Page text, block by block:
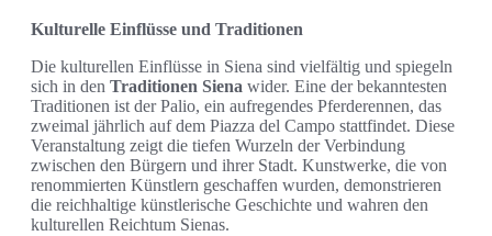
Kulturelle Einflüsse und Traditionen
Die kulturellen Einflüsse in Siena sind vielfältig und spiegeln
sich in den Traditionen Siena wider. Eine der bekanntesten
Traditionen ist der Palio, ein aufregendes Pferderennen, das
zweimal jährlich auf dem Piazza del Campo stattfindet. Diese
Veranstaltung zeigt die tiefen Wurzeln der Verbindung
zwischen den Bürgern und ihrer Stadt. Kunstwerke, die von
renommierten Künstlern geschaffen wurden, demonstrieren
die reichhaltige künstlerische Geschichte und wahren den
kulturellen Reichtum Sienas.